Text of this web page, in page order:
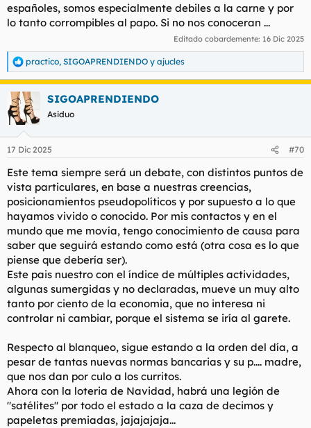
españoles, somos especialmente debiles a la carne y por
lo tanto corrompibles al papo. Si no nos conoceran ...
Editado cobardemente: 16 Dic 2025
R
e
a
c
c
i
e
:
practico, SIGOAPRENDIENDO y ajucles
SIGOAPRENDIENDO
Asiduo
17 Dic 2025 #70
Este tema siempre será un debate, con distintos puntos de
vista particulares, en base a nuestras creencias,
posicionamientos pseudopolíticos y por supuesto a lo que
hayamos vivido o conocido. Por mis contactos y en el
mundo que me movía, tengo conocimiento de causa para
saber que seguirá estando como está (otra cosa es lo que
piense que debería ser).
Este pais nuestro con el índice de múltiples actividades,
algunas sumergidas y no declaradas, mueve un muy alto
tanto por ciento de la economia, que no interesa ni
controlar ni cambiar, porque el sistema se iría al garete.
Respecto al blanqueo, sigue estando a la orden del día, a
pesar de tantas nuevas normas bancarias y su p.... madre,
que nos dan por culo a los curritos.
Ahora con la loteria de Navidad, habrá una legión de
"satélites" por todo el estado a la caza de decimos y
papeletas premiadas, jajajajaja...